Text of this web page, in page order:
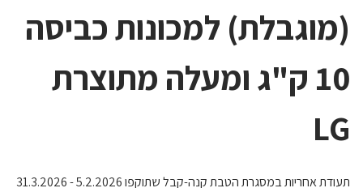
(מוגבלת) למכונות כביסה
10 ק"ג ומעלה מתוצרת
LG
תעודת אחריות במסגרת הטבת קנה-קבל שתוקפו 5.2.2026 - 31.3.2026